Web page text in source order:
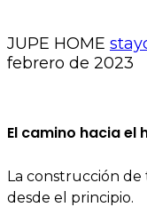
JUPE HOME
febrero de 2023
El camino hacia el
La construcción de
desde el principio.